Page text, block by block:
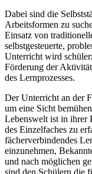
Dabei sind die
Arbeitsformen zu
Einsatz von
selbstgesteuerte,
Unterricht wird
Förderung der
des Lernprozesses.
Der Unterricht an der
um eine Sicht
Lebenswelt ist in ihrer
des Einzelfaches zu
fächerverbindendes
einzunehmen,
und nach möglichen